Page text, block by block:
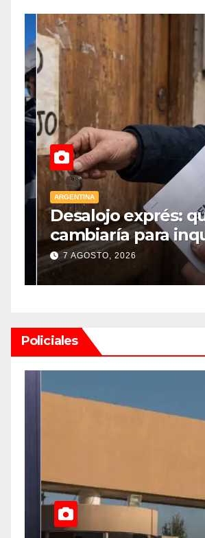
ARGENTINA
Desalojo exprés: qué
cambiaría para
dueños con el
tuvo media sanción
Cámara alta
7 AGOSTO, 2026
Policiales